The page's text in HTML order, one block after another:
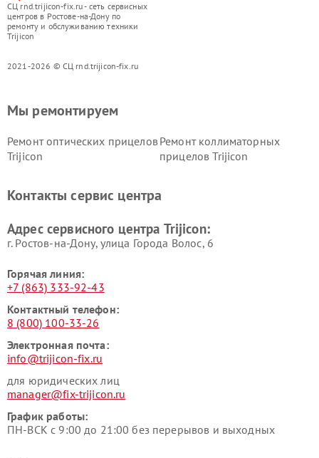
СЦ rnd.trijicon-fix.ru - сеть сервисных
центров в Ростове-на-Дону по
ремонту и обслуживанию техники
Trijicon
2021-2026 © СЦ rnd.trijicon-fix.ru
Мы ремонтируем
Ремонт оптических прицелов
Trijicon
Ремонт коллиматорных
прицелов Trijicon
Контакты сервис центра
Адрес сервисного центра Trijicon:
г. Ростов-на-Дону, улица Города Волос, 6
Горячая линия:
+7 (863) 333-92-43
Контактный телефон:
8 (800) 100-33-26
Электронная почта:
info@trijicon-fix.ru
для юридических лиц
manager@fix-trijicon.ru
График работы:
ПН-ВСК с 9:00 до 21:00 без перерывов и выходных